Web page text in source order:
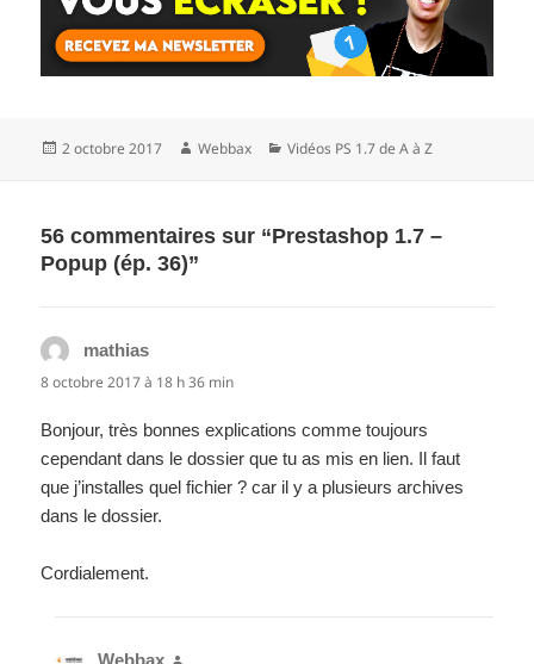
Publié
2 octobre 2017 Auteur
Webbax Catégories
Vidéos PS 1.7 de A à Z
56 commentaires sur “Prestashop 1.7 –
Popup (ép. 36)”
mathias
8 octobre 2017 à 18 h 36 min
Bonjour, très bonnes explications comme toujours
cependant dans le dossier que tu as mis en lien. Il faut
que j’installes quel fichier ? car il y a plusieurs archives
dans le dossier.
Cordialement.
Webbax